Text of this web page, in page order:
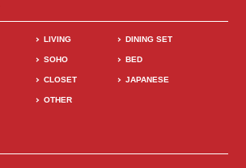
LIVING DINING SET
SOHO BED
CLOSET JAPANESE
OTHER